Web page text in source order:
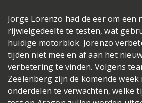
Jorge Lorenzo had de eer om een
rijwielgedeelte te testen, wat
huidige motorblok. Jorenzo
tijden niet mee en af aan het
verbetering te vinden. Volgens
Zeelenberg zijn de komende
onderdelen te verwachten, welke